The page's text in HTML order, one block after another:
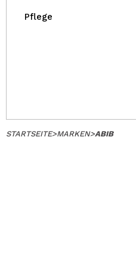
Pflege
STARTSEITE>MARKEN>ABIB